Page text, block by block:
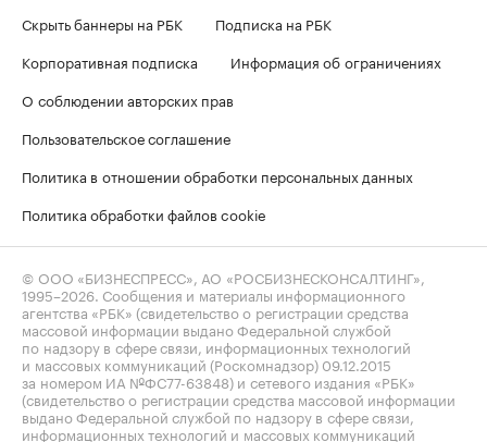
Скрыть баннеры на РБК
Подписка на РБК
Корпоративная подписка
Информация об ограничениях
О соблюдении авторских прав
Пользовательское соглашение
Политика в отношении обработки персональных данных
Политика обработки файлов cookie
© ООО «БИЗНЕСПРЕСС», АО «РОСБИЗНЕСКОНСАЛТИНГ»,
1995–2026 . Сообщения и материалы информационного
агентства «РБК» (свидетельство о регистрации средства
массовой информации выдано Федеральной службой
по надзору в сфере связи, информационных технологий
и массовых коммуникаций (Роскомнадзор) 09.12.2015
за номером ИА №ФС77-63848) и сетевого издания «РБК»
(свидетельство о регистрации средства массовой информации
выдано Федеральной службой по надзору в сфере связи,
информационных технологий и массовых коммуникаций